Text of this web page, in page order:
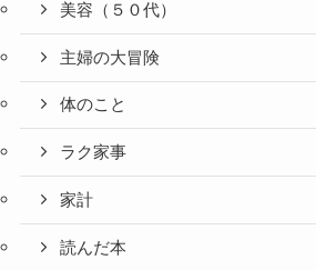
美容（５０代）
主婦の大冒険
体のこと
ラク家事
家計
読んだ本